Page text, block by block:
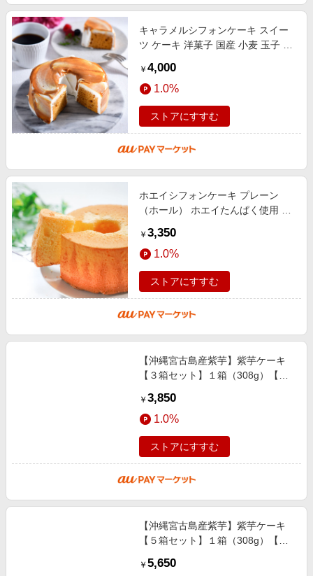
キャラメルシフォンケーキ スイー
ツ ケーキ 洋菓子 国産 小麦 玉子 滋
の日 父の日 中元 歳暮 プレゼン
￥ 4,000
1.0%
ストアにすすむ
ホエイシフォンケーキ プレーン
（ホール） ホエイたんぱく使用 国
安心 父の日 母の日 お中元 お歳暮
￥ 3,350
1.0%
ストアにすすむ
【沖縄宮古島産紫芋】紫芋ケーキ
【３箱セット】１箱（308g）【送
き菓子｜母の日 プレゼント ギフト
￥ 3,850
1.0%
ストアにすすむ
【沖縄宮古島産紫芋】紫芋ケーキ
【５箱セット】１箱（308g）【送
き菓子｜母の日 プレゼント ギフト
￥ 5,650